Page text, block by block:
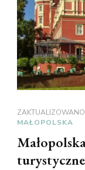
MAŁOPOLSKA
turystyczne